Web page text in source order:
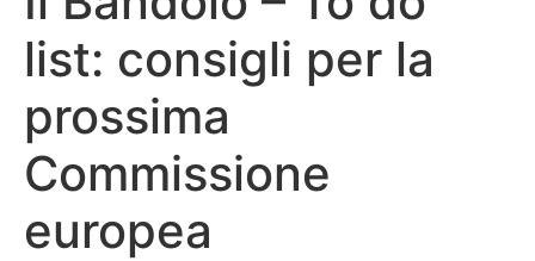
Quelli del Bandolo
Connessioni
list: consigli per la
prossima
Commissione
europea